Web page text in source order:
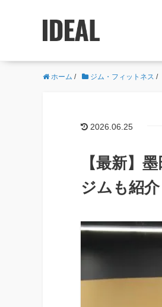
ホーム / ジム・フィットネス /
2026.06.25
【最新】
ジムも紹介